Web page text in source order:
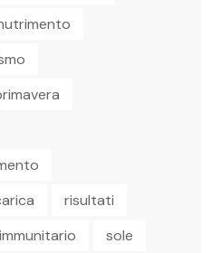
risultati
sole